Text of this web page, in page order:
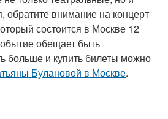
обратите внимание на концерт
состоится в Москве 12
обещает быть
больше и купить билеты можно
Булановой в Москве.